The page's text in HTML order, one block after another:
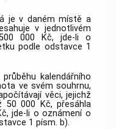
je v daném místě a
v jednotlivém
000 Kč, jde-li o
podle odstavce 1
kalendářního
ve svém souhrnu,
věci, jejichž
50 000 Kč, přesáhla
jde-li o oznámení o
1 písm. b).